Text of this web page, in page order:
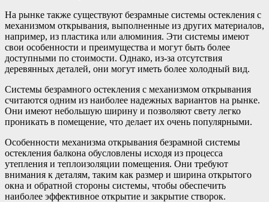
На рынке также существуют безрамные системы остекления с
механизмом открывания, выполненные из других материалов,
например, из пластика или алюминия. Эти системы имеют
свои особенности и преимущества и могут быть более
доступными по стоимости. Однако, из-за отсутствия
деревянных деталей, они могут иметь более холодный вид.
Системы безрамного остекления с механизмом открывания
считаются одним из наиболее надежных вариантов на рынке.
Они имеют небольшую ширину и позволяют свету легко
проникать в помещение, что делает их очень популярными.
Особенности механизма открывания безрамной системы
остекления балкона обусловлены исходя из процесса
утепления и теплоизоляции помещения. Они требуют
внимания к деталям, таким как размер и ширина открытого
окна и обратной стороны системы, чтобы обеспечить
наиболее эффективное открытие и закрытие створок.